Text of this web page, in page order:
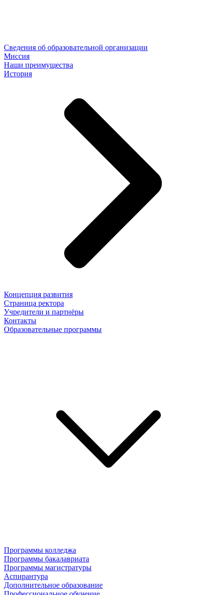
Сведения об образовательной организации
Миссия
Наши преимущества
История
Концепция развития
Страница ректора
Учредители и партнёры
Контакты
Образовательные программы
Программы колледжа
Программы бакалавриата
Программы магистратуры
Аспирантура
Дополнительное образование